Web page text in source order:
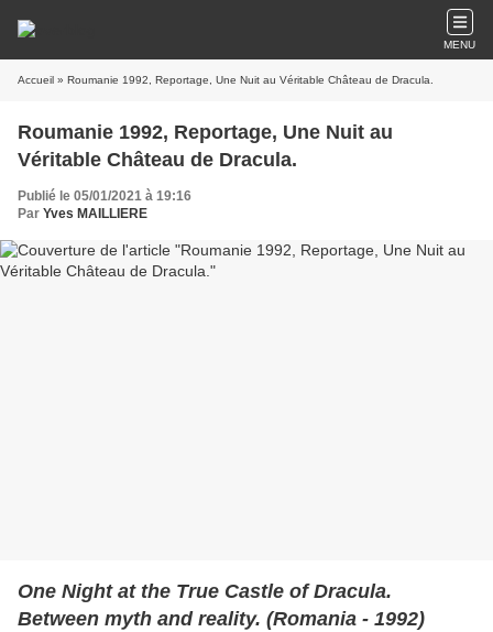
MENU
Accueil » Roumanie 1992, Reportage, Une Nuit au Véritable Château de Dracula.
Roumanie 1992, Reportage, Une Nuit au
Véritable Château de Dracula.
Publié le 05/01/2021 à 19:16
Par Yves MAILLIERE
One Night at the True Castle of Dracula.
Between myth and reality. (Romania - 1992)